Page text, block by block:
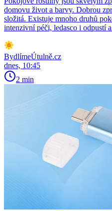
domovu život a barvy. Dobrou
složitá. Existuje mnoho druhů
intenzivní péči, ledasco i odpustí
BydlímeÚtulně.cz
dnes, 10:45
2 min